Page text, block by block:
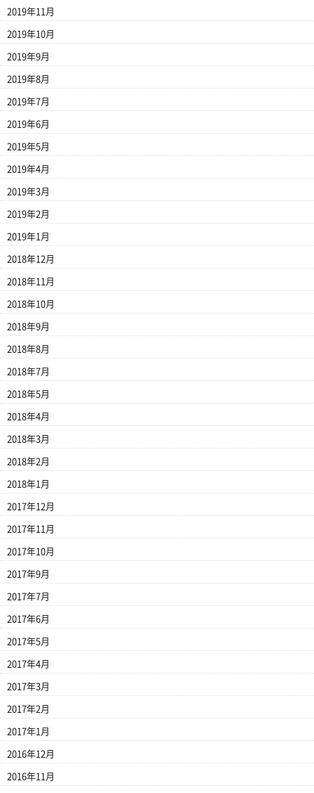
2019年11月
2019年10月
2019年9月
2019年8月
2019年7月
2019年6月
2019年5月
2019年4月
2019年3月
2019年2月
2019年1月
2018年12月
2018年11月
2018年10月
2018年9月
2018年8月
2018年7月
2018年5月
2018年4月
2018年3月
2018年2月
2018年1月
2017年12月
2017年11月
2017年10月
2017年9月
2017年7月
2017年6月
2017年5月
2017年4月
2017年3月
2017年2月
2017年1月
2016年12月
2016年11月